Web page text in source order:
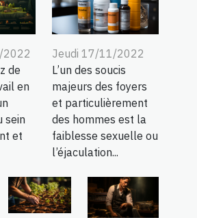
2022
de
en
sein
et
Jeudi 17/11/2022
L’un des soucis
majeurs des foyers
et particulièrement
des hommes est la
faiblesse sexuelle ou
l’éjaculation...